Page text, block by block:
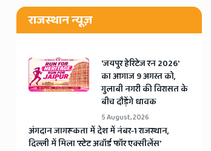
राजस्थान न्यूज़
​'जयपुर हेरिटेज रन 2026'
का आगाज 9 अगस्त को,
गुलाबी नगरी की विरासत के
बीच दौड़ेंगे धावक
5 August, 2026
अंगदान जागरूकता में देश में नंबर-1 राजस्थान,
दिल्ली में मिला 'स्टेट अवॉर्ड फॉर एक्सीलेंस'